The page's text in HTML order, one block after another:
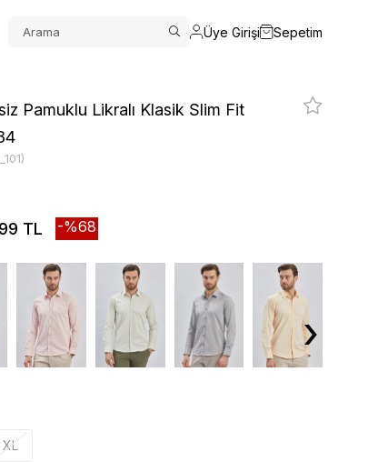
Üye Girişi Sepetim
Pamuklu Likralı Klasik Slim Fit
TL 68
›
XL